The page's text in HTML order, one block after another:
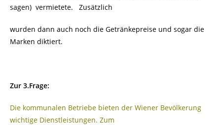
sagen) vermietete.
Zusätzlich
wurden dann auch noch die Getränkepreise und sogar die
Marken diktiert.
Zur 3.Frage:
Die kommunalen Betriebe bieten der Wiener Bevölkerung
wichtige Dienstleistungen. Zum